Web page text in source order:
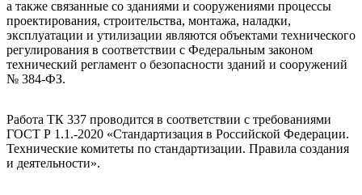
а также связанные со зданиями и сооружениями процессы
проектирования, строительства, монтажа, наладки,
эксплуатации и утилизации являются объектами технического
регулирования в соответствии с Федеральным законом
технический регламент о безопасности зданий и сооружений
№ 384-ФЗ.
Работа ТК 337 проводится в соответствии с требованиями
ГОСТ Р 1.1.-2020 «Стандартизация в Российской Федерации.
Технические комитеты по стандартизации. Правила создания
и деятельности».